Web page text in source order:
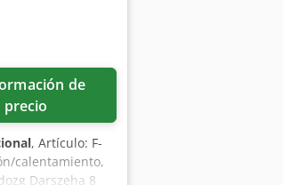
precio
, Artículo: F-
calentamiento,
Darszeha 8